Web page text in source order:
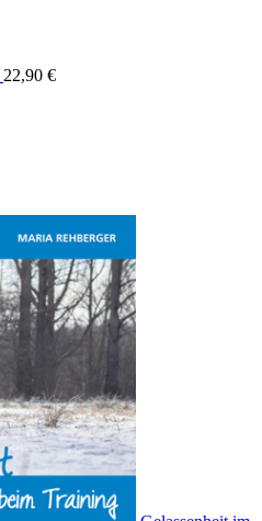
22,90 €